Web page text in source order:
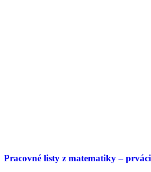
Pracovné listy z matematiky – prváci